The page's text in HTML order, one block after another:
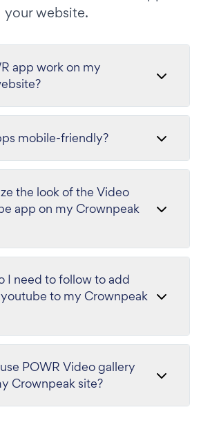
your website.
app work on my
mobile-friendly?
the look of the Video
app on my Crownpeak
I need to follow to add
to my Crownpeak
POWR Video gallery
Crownpeak site?